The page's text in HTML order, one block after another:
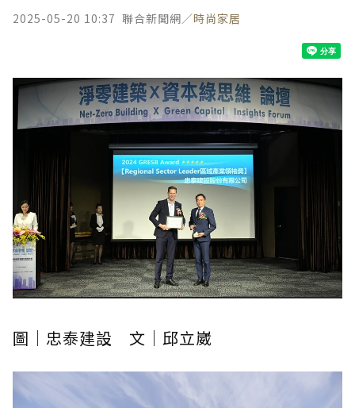
2025-05-20 10:37 聯合新聞網／時尚家居
圖｜忠泰建設 文｜邱立崴